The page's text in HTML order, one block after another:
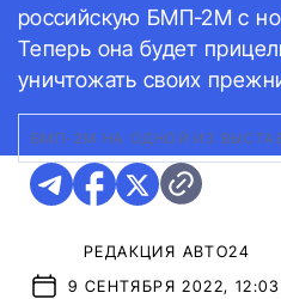
российскую БМП-2М с
Теперь она будет
уничтожать своих
БМП-2М НА ОДНОЙ ИЗ
РЕДАКЦИЯ АВТО24
9 СЕНТЯБРЯ 2022, 12:03